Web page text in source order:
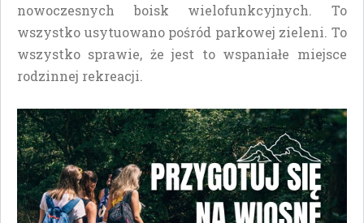
nowoczesnych boisk wielofunkcyjnych. To
wszystko usytuowano pośród parkowej zieleni. To
wszystko sprawie, że jest to wspaniałe miejsce
rodzinnej rekreacji.